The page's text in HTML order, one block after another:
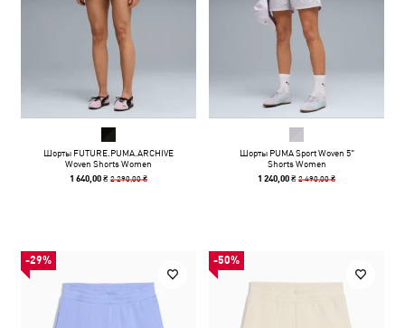
Шорты FUTURE.PUMA.ARCHIVE
Woven Shorts Women
1 640,00 ₴2 290,00 ₴
Шорты PUMA Sport Woven 5"
Shorts Women
1 240,00 ₴2 490,00 ₴
-29% -50%